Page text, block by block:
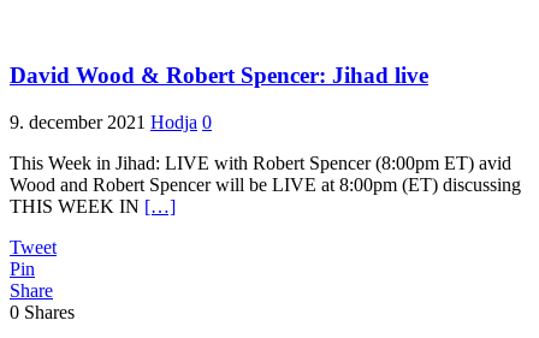
David Wood & Robert Spencer: Jihad live
9. december 2021 Hodja 0
This Week in Jihad: LIVE with Robert Spencer (8:00pm ET) avid
Wood and Robert Spencer will be LIVE at 8:00pm (ET) discussing
THIS WEEK IN […]
Tweet
Pin
Share
0 Shares